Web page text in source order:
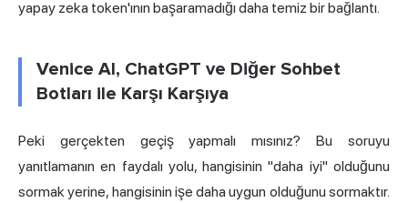
yapay zeka token'ının başaramadığı daha temiz bir bağlantı.
Venice AI, ChatGPT ve Diğer Sohbet
Botları ile Karşı Karşıya
Peki gerçekten geçiş yapmalı mısınız? Bu soruyu
yanıtlamanın en faydalı yolu, hangisinin "daha iyi" olduğunu
sormak yerine, hangisinin işe daha uygun olduğunu sormaktır.